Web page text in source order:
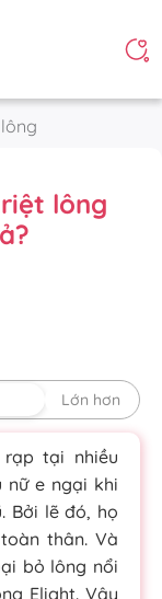
lông
Lớn hơn
rạp tại nhiều
nữ e ngại khi
Bởi lẽ đó, họ
thân. Và
bỏ lông nổi
Elight. Vậy